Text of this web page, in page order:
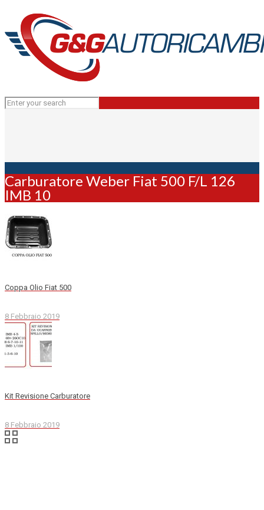
Carburatore Weber Fiat 500 F/L 126
IMB 10
Coppa Olio Fiat 500
8 Febbraio 2019
Kit Revisione Carburatore
8 Febbraio 2019